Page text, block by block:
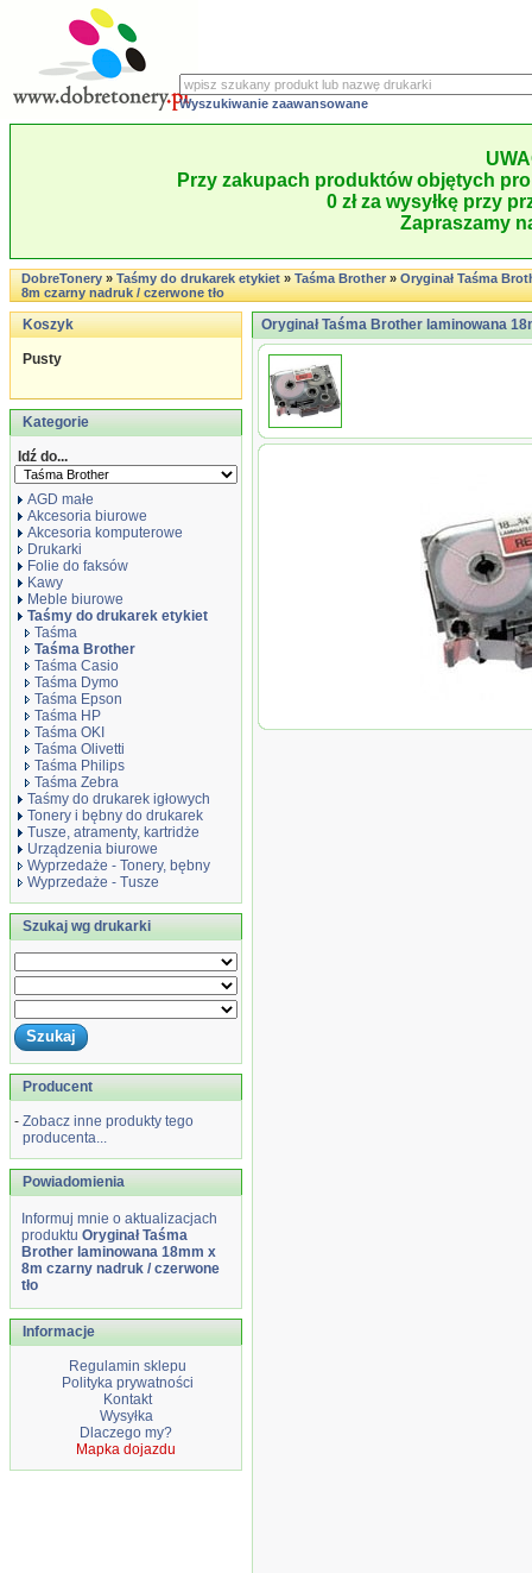
Wyszukiwanie zaawansowane
Przy zakupach produktów objętych
0 zł za wysyłkę przy
Zapraszamy
DobreTonery»Taśmy do drukarek etykiet»Taśma Brother»Oryginał Taśma
8m czarny nadruk / czerwone tło
Koszyk
Pusty
Kategorie
Idź do...
AGD małe
Akcesoria biurowe
Akcesoria komputerowe
Drukarki
Folie do faksów
Kawy
Meble biurowe
Taśmy do drukarek etykiet
Taśma
Taśma Brother
Taśma Casio
Taśma Dymo
Taśma Epson
Taśma HP
Taśma OKI
Taśma Olivetti
Taśma Philips
Taśma Zebra
Taśmy do drukarek igłowych
Tonery i bębny do drukarek
Tusze, atramenty, kartridże
Urządzenia biurowe
Wyprzedaże - Tonery, bębny
Wyprzedaże - Tusze
Szukaj wg drukarki
Producent
- Zobacz inne produkty tego
producenta...
Powiadomienia
Informuj mnie o aktualizacjach
produktu Oryginał Taśma
Brother laminowana 18mm x
8m czarny nadruk / czerwone
tło
Informacje
Regulamin sklepu
Polityka prywatności
Kontakt
Wysyłka
Dlaczego my?
Mapka dojazdu
Oryginał Taśma Brother laminowana
laminowana